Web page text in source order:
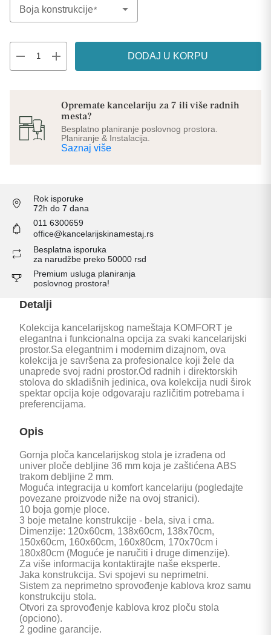
Boja konstrukcije
Select Option
remove add DODAJ U KORPU
Opremate kancelariju za 7 ili više radnih
mesta?
Besplatno planiranje poslovnog prostora.
Planiranje & Instalacija.
Saznaj više
Rok isporuke
72h do 7 dana
011 6300659
office@kancelarijskinamestaj.rs
Besplatna isporuka
za narudžbe preko 50000 rsd
Premium usluga planiranja
poslovnog prostora!
Detalji
Kolekcija kancelarijskog nameštaja KOMFORT je
elegantna i funkcionalna opcija za svaki kancelarijski
prostor.Sa elegantnim i modernim dizajnom, ova
kolekcija je savršena za profesionalce koji žele da
unaprede svoj radni prostor.Od radnih i direktorskih
stolova do skladišnih jedinica, ova kolekcija nudi širok
spektar opcija koje odgovaraju različitim potrebama i
preferencijama.
Opis
Gornja ploča kancelarijskog stola je izrađena od
univer ploče debljine 36 mm koja je zaštićena ABS
trakom debljine 2 mm.
Moguća integracija u komfort kancelariju (pogledajte
povezane proizvode niže na ovoj stranici).
10 boja gornje ploce.
3 boje metalne konstrukcije - bela, siva i crna.
Dimenzije: 120x60cm, 138x60cm, 138x70cm,
150x60cm, 160x60cm, 160x80cm, 170x70cm i
180x80cm (Moguće je naručiti i druge dimenzije).
Za više informacija kontaktirajte naše eksperte.
Jaka konstrukcija. Svi spojevi su neprimetni.
Sistem za neprimetno sprovođenje kablova kroz samu
konstrukciju stola.
Otvori za sprovođenje kablova kroz ploču stola
(opciono).
2 godine garancije.